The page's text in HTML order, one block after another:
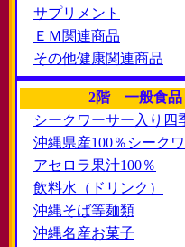
サプリメント
ＥＭ関連商品
その他健康関連商品
2階 一般食品
シークワーサー入り四
沖縄県産100％シーク
アセロラ果汁100％
飲料水（ドリンク）
沖縄そば等麺類
沖縄名産お菓子